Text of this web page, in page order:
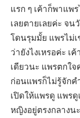
แรก ๆ เค้าก็พาแพ
เลยตายเลยค่ะ จ
โดนรุมมั้ย แพรไม่
ว่ายังไงเหรอค่ะ
เดียวนะ แพรตกใจ
ก่อนแพรก็ไม่รู้จักค
เปิดให้แพรดู แพร
หญิงอยู่ตรงกลาง